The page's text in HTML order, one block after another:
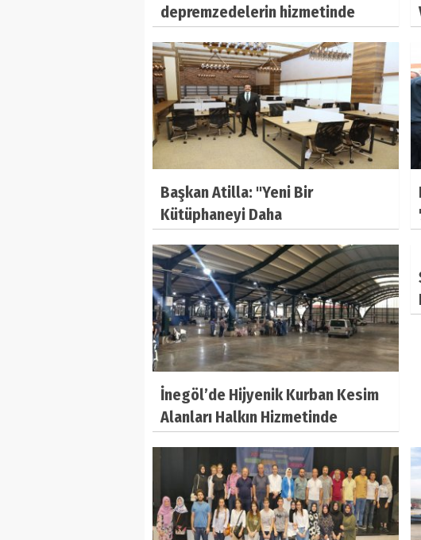
depremzedelerin hizmetinde
Başkan Atilla: "Yeni Bir
Kütüphaneyi Daha
Sunuyoruz"
İnegöl’de Hijyenik Kurban Kesim
Alanları Halkın Hizmetinde